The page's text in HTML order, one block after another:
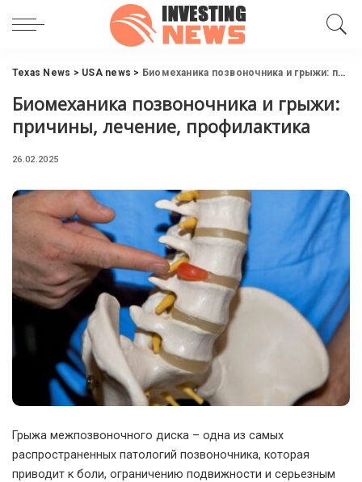
Texas News > USA news > Биомеханика позвоночника и грыжи: причины, лечение, профилактика
Биомеханика позвоночника и грыжи:
причины, лечение, профилактика
26.02.2025
Грыжа межпозвоночного диска – одна из самых
распространенных патологий позвоночника, которая
приводит к боли, ограничению подвижности и серьезным